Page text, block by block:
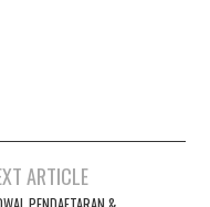
ARTICLE